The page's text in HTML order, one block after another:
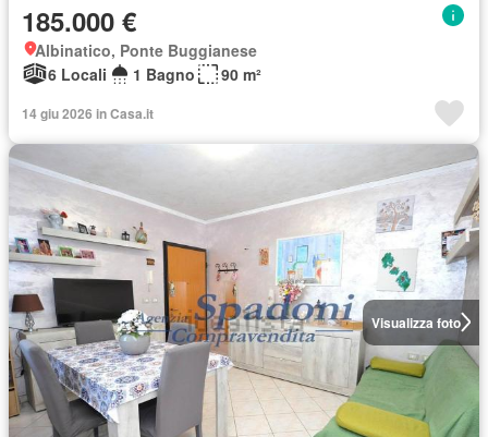
185.000 €
Albinatico, Ponte Buggianese
6 Locali
1 Bagno 90 m²
14 giu 2026 in Casa.it
Visualizza foto